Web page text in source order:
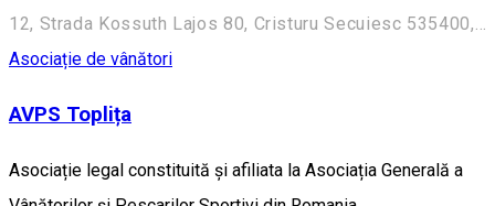
Asociație de vânători
AVPS Toplița
Asociație legal constituită și afiliata la Asociația Generală a